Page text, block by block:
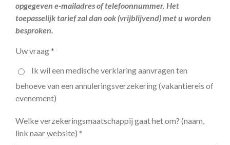
opgegeven e-mailadres of telefoonnummer. Het
toepasselijk tarief zal dan ook (vrijblijvend) met u worden
besproken.
Uw vraag *
Ik wil een medische verklaring aanvragen ten
behoeve van een annuleringsverzekering (vakantiereis of
evenement)
Welke verzekeringsmaatschappij gaat het om? (naam,
link naar website) *